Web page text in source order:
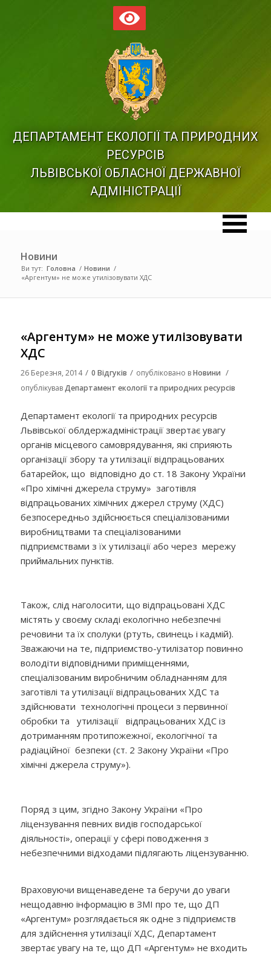
ДЕПАРТАМЕНТ ЕКОЛОГІЇ ТА ПРИРОДНИХ
РЕСУРСІВ
ЛЬВІВСЬКОЇ ОБЛАСНОЇ ДЕРЖАВНОЇ
АДМІНІСТРАЦІЇ
Новини
Ви тут: Головна / Новини /
«Аргентум» не може утилізовувати ХДС
«Аргентум» не може утилізовувати
ХДС
26 Березня, 2014 / 0 Відгуків / опубліковано вНовини /
опублікувавДепартамент екології та природних ресурсів
Департамент екології та природних ресурсів
Львівської облдержадміністрації звертає увагу
органів місцевого самоврядування, які сприяють
організації збору та утилізації відпрацьованих
батарейок, що відповідно до ст. 18 Закону України
«Про хімічні джерела струму» заготівля
відпрацьованих хімічних джерел струму (ХДС)
безпосередньо здійснюється спеціалізованими
виробництвами та спеціалізованими
підприємствами з їх утилізації або через мережу
приймальних пунктів.
Також, слід наголосити, що відпрацьовані ХДС
містять у своєму складі екологічно небезпечні
речовини та їх сполуки (ртуть, свинець і кадмій).
Зважаючи на те, підприємство-утилізатор повинно
володіти відповідними приміщеннями,
спеціалізованим виробничим обладнанням для
заготівлі та утилізації відпрацьованих ХДС та
здійснювати технологічні процеси з первинної
обробки та утилізації відпрацьованих ХДС із
дотриманням протипожежної, екологічної та
радіаційної безпеки (ст. 2 Закону України «Про
хімічні джерела струму»).
Поряд з цим, згідно Закону України «Про
ліцензування певних видів господарської
діяльності», операції у сфері поводження з
небезпечними відходами підлягають ліцензуванню.
Враховуючи вищенаведене та беручи до уваги
нещодавню інформацію в ЗМІ про те, що ДП
«Аргентум» розглядається як одне з підприємств
для здійснення утилізації ХДС, Департамент
звертає увагу на те, що ДП «Аргентум» не входить